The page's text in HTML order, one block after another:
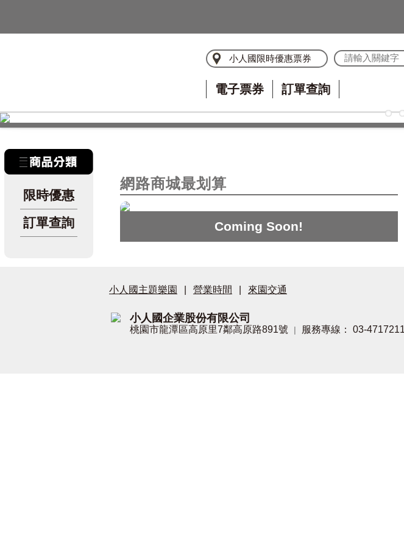
小人國限時優惠票券
電子票券 訂單查詢
限時優惠
訂單查詢
網路商城最划算
Coming Soon!
小人國主題樂園 營業時間 來園交通
小人國企業股份有限公司
桃園市龍潭區高原里7鄰高原路891號 服務專線： 03-4717211